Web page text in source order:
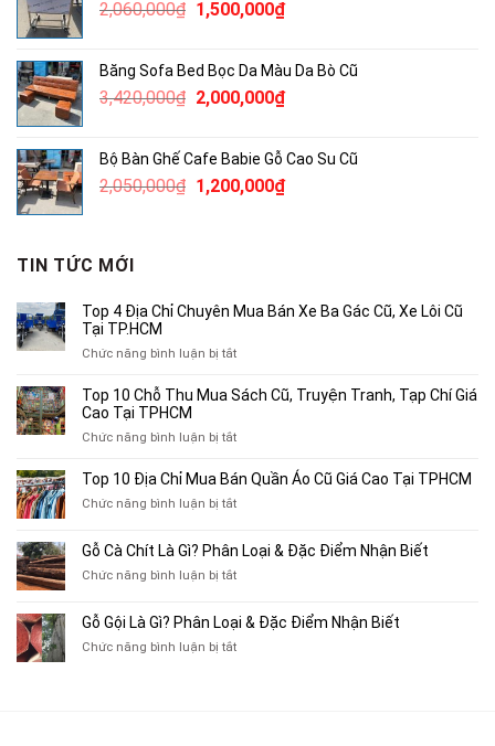
950,000₫.
2,060,000₫ Giá
2,060,000₫.
1,500,000₫Giá
là:
1,500,000₫.
Băng Sofa Bed Bọc Da Màu Da Bò Cũ
3,420,000₫ Giá
3,420,000₫.
2,000,000₫Giá
là:
2,000,000₫.
Bộ Bàn Ghế Cafe Babie Gỗ Cao Su Cũ
2,050,000₫ Giá
1,200,000₫Giá
TIN TỨC MỚI
Top 4 Địa Chỉ Chuyên Mua Bán Xe Ba Gác Cũ, Xe Lôi Cũ
Tại TP.HCM
Chức năng bình luận bị tắtở
4
Chuyên
Bán
Xe
Cũ,
Xe
Cũ
TP.HCM
Top 10 Chỗ Thu Mua Sách Cũ, Truyện Tranh, Tạp Chí Giá
Cao Tại TPHCM
Chức năng bình luận bị tắtở
10
Thu
Sách
Tạp
Chí
Top 10 Địa Chỉ Mua Bán Quần Áo Cũ Giá Cao Tại TPHCM
Chức năng bình luận bị tắtở
Địa
Chỉ
Bán
Áo
Gỗ Cà Chít Là Gì? Phân Loại & Đặc Điểm Nhận Biết
Chức năng bình luận bị tắtở
Chít
Là
Gỗ Gội Là Gì? Phân Loại & Đặc Điểm Nhận Biết
Chức năng bình luận bị tắtở